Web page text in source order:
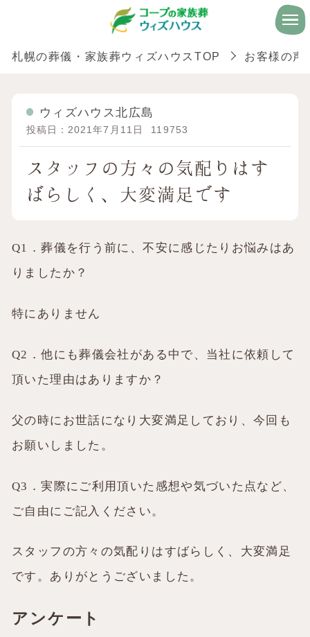
札幌の葬儀・家族葬ウィズハウスTOP お客様の声
ウィズハウス北広島
投稿日：2021年7月11日 119753
スタッフの方々の気配りはす
ばらしく、大変満足です
Q1．葬儀を行う前に、不安に感じたりお悩みはあ
りましたか？
特にありません
Q2．他にも葬儀会社がある中で、当社に依頼して
頂いた理由はありますか？
父の時にお世話になり大変満足しており、今回も
お願いしました。
Q3．実際にご利用頂いた感想や気づいた点など、
ご自由にご記入ください。
スタッフの方々の気配りはすばらしく、大変満足
です。ありがとうございました。
アンケート